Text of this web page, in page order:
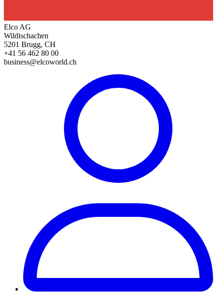
Elco AG
Wildischachen
5201 Brugg, CH
+41 56 462 80 00
business@elcoworld.ch